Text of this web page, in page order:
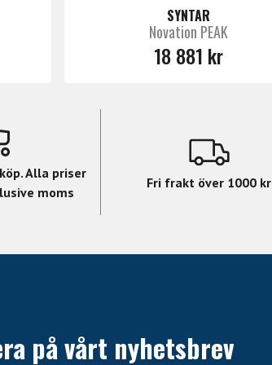
SYNTAR
Novation PEAK
18 881 kr
Alla priser
moms
Fri frakt över 1000 kr
på vårt nyhetsbrev